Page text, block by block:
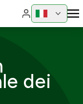
Cambia
dei